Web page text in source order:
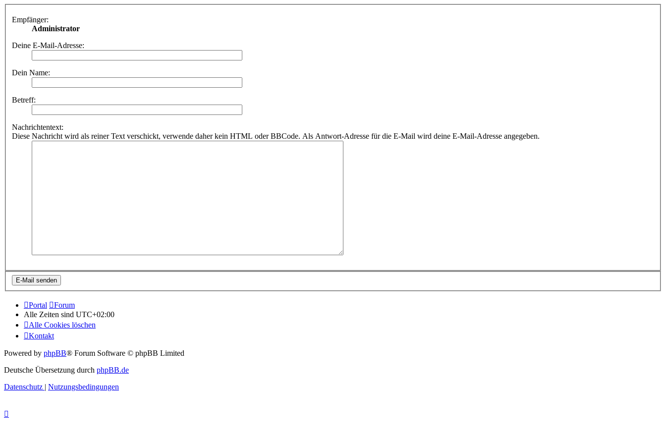
Empfänger:
Administrator
Deine E-Mail-Adresse:
Dein Name:
Betreff:
Nachrichtentext:
Diese Nachricht wird als reiner Text verschickt, verwende daher kein HTML oder BBCode. Als Antwort-Adresse für die E-Mail wird deine E-Mail-Adresse angegeben.
Portal
Forum
Alle Zeiten sind UTC+02:00
Alle Cookies löschen
Kontakt
Powered by phpBB® Forum Software © phpBB Limited
Deutsche Übersetzung durch phpBB.de
Datenschutz | Nutzungsbedingungen